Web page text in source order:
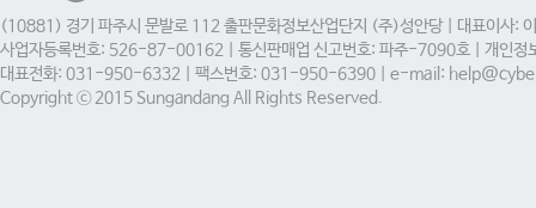
(10881) 경기 파주시 문발로 112 출판문화정보산업단지 (주)성안당 | 대표이사:
사업자등록번호: 526-87-00162 | 통신판매업 신고번호: 파주-7090호 | 개인정
대표전화: 031-950-6332 | 팩스번호: 031-950-6390 | e-mail:
Copyright ⓒ 2015 Sungandang All Rights Reserved.